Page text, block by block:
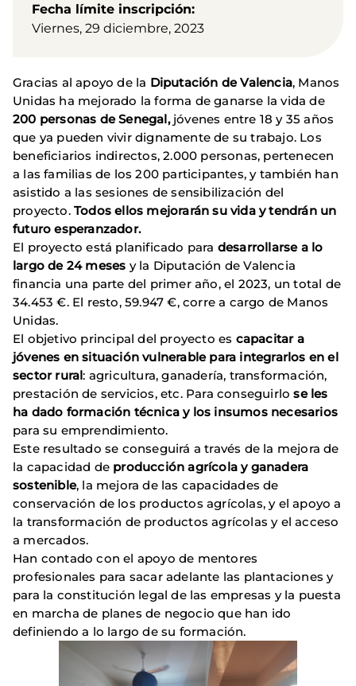
Fecha límite inscripción
Viernes, 29 diciembre, 2023
Gracias al apoyo de la Diputación de Valencia, Manos
Unidas ha mejorado la forma de ganarse la vida de
200 personas de Senegal,jóvenes entre 18 y 35 años
que ya pueden vivir dignamente de su trabajo. Los
beneficiarios indirectos, 2.000 personas, pertenecen
a las familias de los 200 participantes, y también han
asistido a las sesiones de sensibilización del
proyecto. Todos ellos mejorarán su vida y tendrán un
futuro esperanzador.
El proyecto está planificado para desarrollarse a lo
largo de 24 meses y la Diputación de Valencia
financia una parte del primer año, el 2023, un total de
34.453 €. El resto, 59.947 €, corre a cargo de Manos
Unidas.
El objetivo principal del proyecto es capacitar a
jóvenes en situación vulnerable para integrarlos en el
sector rural: agricultura, ganadería, transformación,
prestación de servicios, etc. Para conseguirlose les
ha dado formación técnica y los insumos necesarios
para su emprendimiento.
Este resultado se conseguirá a través de la mejora de
la capacidad de producción agrícola y ganadera
sostenible, la mejora de las capacidades de
conservación de los productos agrícolas, y el apoyo a
la transformación de productos agrícolas y el acceso
a mercados.
Han contado con el apoyo de mentores
profesionales para sacar adelante las plantaciones y
para la constitución legal de las empresas y la puesta
en marcha de planes de negocio que han ido
definiendo a lo largo de su formación.